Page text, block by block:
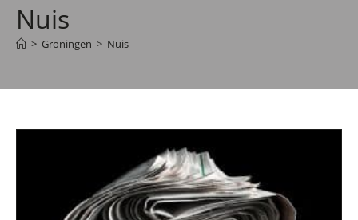
Nuis
> Groningen > Nuis